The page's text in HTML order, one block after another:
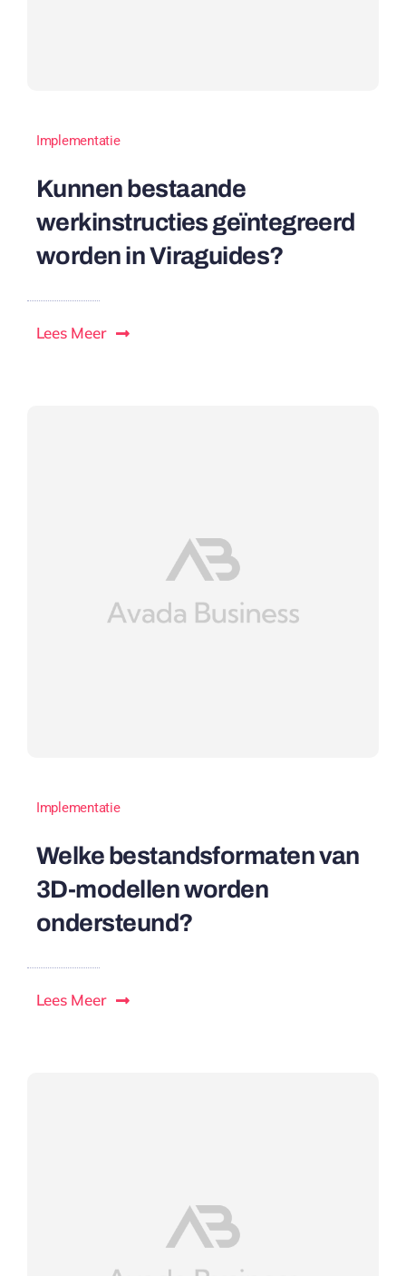
Implementatie
Kunnen bestaande
werkinstructies geïntegreerd
worden in Viraguides?
Lees Meer
Implementatie
Welke bestandsformaten van
3D-modellen worden
ondersteund?
Lees Meer